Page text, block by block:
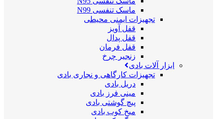
ماسک تنفسی N99
تجهیزات ایمنی محیطی
قفل آویز
قفل پدال
قفل فرمان
زنجیر چرخ
ابزار آلات بادی
تجهیزات کارگاهی و نجاری بادی
دریل بادی
مینی فرز بادی
پیچ گوشتی بادی
میخ کوب بادی